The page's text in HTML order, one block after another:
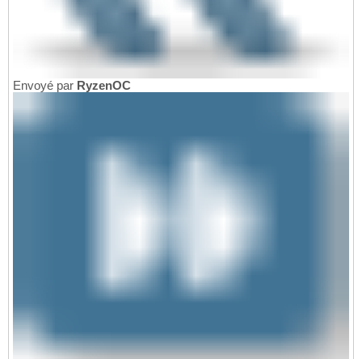
Envoyé par RyzenOC